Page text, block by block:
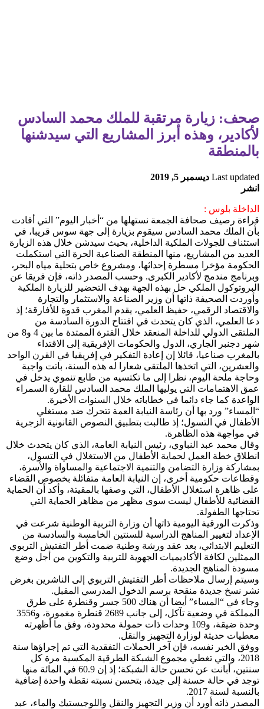
صحف: زيارة مرتقبة للملك محمد السادس
لأكادير، وهذه أبرز المشاريع التي سيدشنها
بالمنطقة
Last updated ديسمبر 5, 2019
انشر
الداخلة بلوس :
قراءة رصيف صحافة الجمعة نستهلها من “أخبار اليوم” التي أفادت
بأن الملك محمد السادس سيقوم بزيارة إلى جهة سوس قريبا، في
استئناف للجولات الملكية الداخلية، بحيث سيدشن خلال هذه الزيارة
العديد من المشاريع، منها المنطقة الصناعية الحرة التي استكملت
الحكومة مؤخرا مسطرة إحداثها، ومشروع خاص بتحلية مياه البحر،
وبرنامج مندمج لأكادير الكبرى. وحسب المصدر ذاته، فإن فريقا عن
البروتوكول الملكي حل بهذه الجهة بهدف التحضير للزيارة الملكية
وأوردت الصحيفة ذاتها أن وزير الصناعة والاستثمار والتجارة
والاقتصاد الرقمي، حفيظ العلمي، يقدم المغرب قدوة للأفارقة؛ إذ
دعا العلمي، الذي كان يتحدث في افتتاح الدورة السادسة من
الملتقى الدولي للداخلة المنعقد خلال الفترة الممتدة ما بين 4 و8 من
شهر دجنبر الجاري، الدول والحكومات الإفريقية إلى الاقتداء
بالمغرب صناعيا، قائلا إن إعادة التفكير في إفريقيا في القرن الواحد
والعشرين، التي اتخذها الملتقى شعارا له هذه السنة، باتت واجبة
وحاجة ملحة اليوم، نظرا إلى ما تكتسيه من طابع تنموي يدخل في
عمق الاهتمامات التي يوليها الملك محمد السادس للقارة السمراء
الواعدة كما جاء دائما في خطاباته خلال السنوات الأخيرة.
“المساء” ورد بها أن رئاسة النيابة العمة تتحرك ضد مستغلي
الأطفال في التسول؛ إذ طالبت بتطبيق النصوص القانونية الزجرية
في مواجهة هذه الظاهرة.
وقال محمد عبد النباوي، رئيس النيابة العامة، الذي كان يتحدث خلال
انطلاق خطة العمل لحماية الأطفال من الاستغلال في التسول،
بمشاركة وزارة التضامن والتنمية الاجتماعية والمساواة والأسرة،
وقطاعات حكومية أخرى، إن النيابة العامة متفائلة بخصوص القضاء
على ظاهرة استغلال الأطفال، التي وصفها بالمقيتة، وأكد أن الحماية
القضائية للأطفال ليست سوى مظهر من مظاهر الحماية التي
تحتاجها الطفولة.
وذكرت الورقية اليومية ذاتها أن وزارة التربية الوطنية شرعت في
الإعداد لتغيير المناهج الدراسية للسنتين الخامسة والسادسة من
التعليم الابتدائي، بعد عقد ورشة وطنية ضمت أطر التفتيش التربوي
الممثلين لكافة الأكاديميات الجهوية للتربية والتكوين من أجل وضع
مسودة المناهج الجديدة.
وسيتم إرسال ملاحظات أطر التفتيش التربوي إلى الناشرين بغرض
نشر نسخ جديدة منقحة برسم الدخول المدرسي المقبل.
وجاء في “المساء” أيضا أن هناك 500 جسر وقنطرة على طرق
المملكة في وضعية تآكل، إلى جانب 2689 قنطرة مغمورة، و3556
وحدة ضيقة، و109 وحدات ذات حمولة محدودة، وفق ما أظهرته
معطيات حديثة لوزارة التجهيز والنقل.
ووفق الخبر نفسه، فإن آخر الحملات التفقدية التي تم إجراؤها سنة
2018، والتي تغطي مجموع الشبكة الطرقية المكسية مرة كل
سنتين، أبانت عن تحسن حالة الشبكة؛ إذ إن 60.9 في المائة منها
توجد في حالة حسنة إلى جيدة، بتحسن نسبته نقطة واحدة إضافية
بالنسبة لسنة 2017.
المصدر ذاته أورد أن وزير التجهيز والنقل واللوجيستيك والماء، عبد